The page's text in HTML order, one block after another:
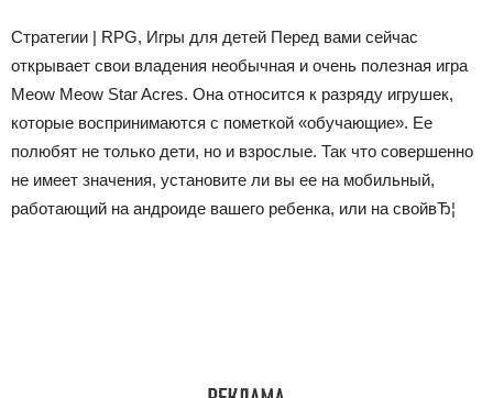
Стратегии | RPG, Игры для детей Перед вами сейчас
открывает свои владения необычная и очень полезная игра
Meow Meow Star Acres. Она относится к разряду игрушек,
которые воспринимаются с пометкой «обучающие». Ее
полюбят не только дети, но и взрослые. Так что совершенно
не имеет значения, установите ли вы ее на мобильный,
работающий на андроиде вашего ребенка, или на свойвЂ¦